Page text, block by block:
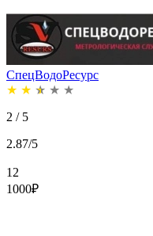
СпецВодоРесурс
★ ★ ★ ★ ★
2 / 5
2.87/5
12
1000₽